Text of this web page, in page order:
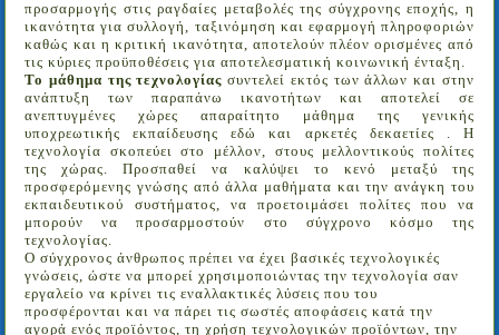
προσαρμογής στις ραγδαίες μεταβολές της σύγχρονης εποχής, η
ικανότητα για συλλογή, ταξινόμηση και εφαρμογή πληροφοριών
καθώς και η κριτική ικανότητα, αποτελούν πλέον ορισμένες από
τις κύριες προϋποθέσεις για αποτελεσματική κοινωνική ένταξη.
Το μάθημα της τεχνολογίας συντελεί εκτός των άλλων και στην
ανάπτυξη των παραπάνω ικανοτήτων και αποτελεί σε
ανεπτυγμένες χώρες απαραίτητο μάθημα της γενικής
υποχρεωτικής εκπαίδευσης εδώ και αρκετές δεκαετίες . Η
τεχνολογία σκοπεύει στο μέλλον, στους μελλοντικούς πολίτες
της χώρας. Προσπαθεί να καλύψει το κενό μεταξύ της
προσφερόμενης γνώσης από άλλα μαθήματα και την ανάγκη του
εκπαιδευτικού συστήματος, να προετοιμάσει πολίτες που να
μπορούν να προσαρμοστούν στο σύγχρονο κόσμο της
τεχνολογίας.
Ο σύγχρονος άνθρωπος πρέπει να έχει βασικές τεχνολογικές
γνώσεις, ώστε να μπορεί χρησιμοποιώντας την τεχνολογία σαν
εργαλείο να κρίνει τις εναλλακτικές λύσεις που του
προσφέρονται και να πάρει τις σωστές αποφάσεις κατά την
αγορά ενός προϊόντος, τη χρήση τεχνολογικών προϊόντων, την